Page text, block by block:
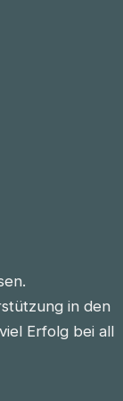
in den
Erfolg bei all